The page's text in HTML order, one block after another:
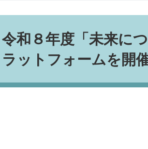
令和８年度「未来に
ラットフォームを開